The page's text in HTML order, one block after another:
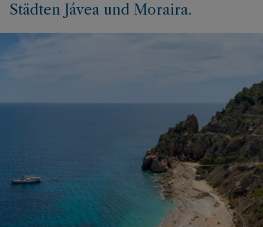
Städten Jávea und Moraira.